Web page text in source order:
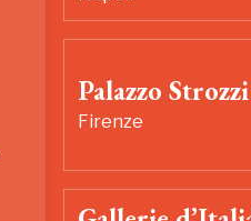
Palazzo Strozzi
Firenze